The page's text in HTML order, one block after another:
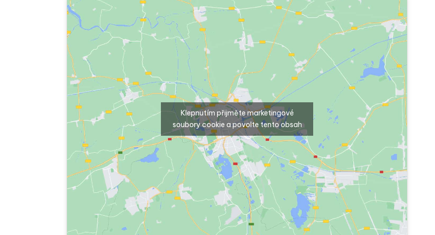
Klepnutím přijměte marketingové
soubory cookie a povolte tento obsah